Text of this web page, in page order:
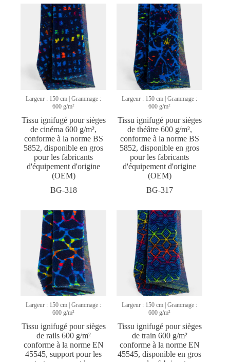
Largeur : 150 cm | Grammage :
600 g/m²
Tissu ignifugé pour sièges
de cinéma 600 g/m²,
conforme à la norme BS
5852, disponible en gros
pour les fabricants
d'équipement d'origine
(OEM)
BG-318
Largeur : 150 cm | Grammage :
600 g/m²
Tissu ignifugé pour sièges
de théâtre 600 g/m²,
conforme à la norme BS
5852, disponible en gros
pour les fabricants
d'équipement d'origine
(OEM)
BG-317
Largeur : 150 cm | Grammage :
600 g/m²
Tissu ignifugé pour sièges
de rails 600 g/m²
conforme à la norme EN
45545, support pour les
Largeur : 150 cm | Grammage :
600 g/m²
Tissu ignifugé pour sièges
de train 600 g/m²
conforme à la norme EN
45545, disponible en gros